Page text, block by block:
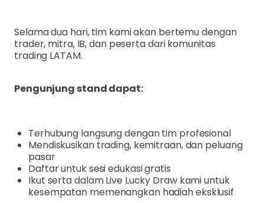
Selama dua hari, tim kami akan bertemu dengan
trader, mitra, IB, dan peserta dari komunitas
trading LATAM.
Pengunjung stand dapat:
Terhubung langsung dengan tim profesional
Mendiskusikan trading, kemitraan, dan peluang
pasar
Daftar untuk sesi edukasi gratis
Ikut serta dalam Live Lucky Draw kami untuk
kesempatan memenangkan hadiah eksklusif